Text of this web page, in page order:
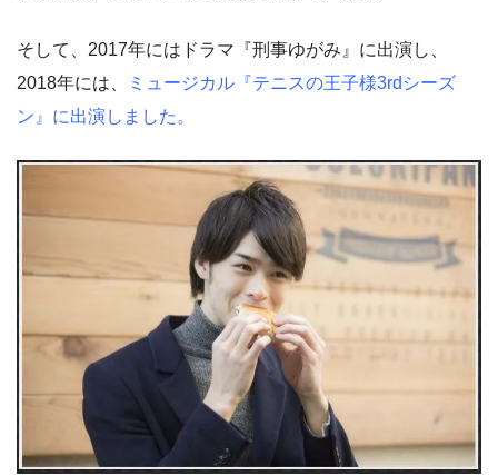
そして、2017年にはドラマ『刑事ゆがみ』に出演し、
2018年には、
ミュージカル『テニスの王子様3rdシーズ
ン』に出演しました。